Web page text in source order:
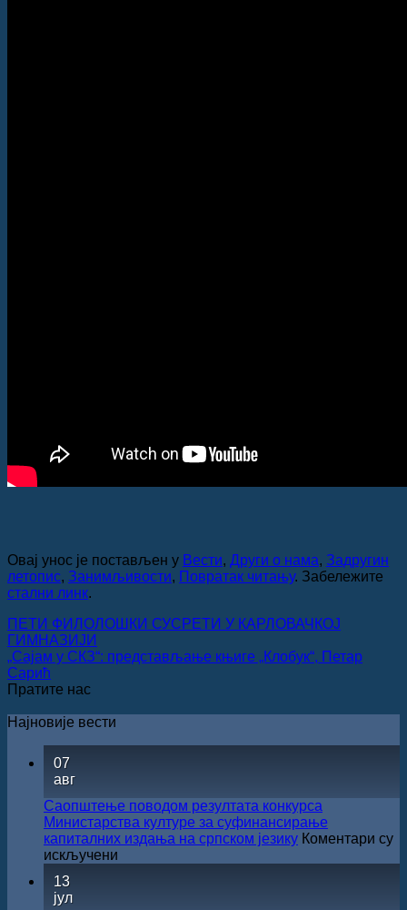
Овај унос је постављен у Вести, Други о нама, Задругин
летопис, Занимљивости, Повратак читању. Забележите
стални линк.
ПЕТИ ФИЛОЛОШКИ СУСРЕТИ У КАРЛОВАЧКОЈ
ГИМНАЗИЈИ
„Сајам у СКЗ“: представљање књиге „Клобук“, Петар
Сарић
Пратите нас
Најновије вести
07
авг
Саопштење поводом резултата конкурса
Министарства културе за суфинансирање
капиталних издања на српском језику Коментари су
искључени
13
јул